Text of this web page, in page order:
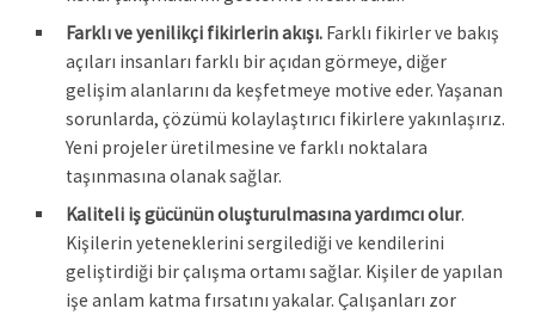
Farklı ve yenilikçi fikirlerin akışı. Farklı fikirler ve bakış
açıları insanları farklı bir açıdan görmeye, diğer
gelişim alanlarını da keşfetmeye motive eder. Yaşanan
sorunlarda, çözümü kolaylaştırıcı fikirlere yakınlaşırız.
Yeni projeler üretilmesine ve farklı noktalara
taşınmasına olanak sağlar.
Kaliteli iş gücünün oluşturulmasına yardımcı olur.
Kişilerin yeteneklerini sergilediği ve kendilerini
geliştirdiği bir çalışma ortamı sağlar. Kişiler de yapılan
işe anlam katma fırsatını yakalar. Çalışanları zor